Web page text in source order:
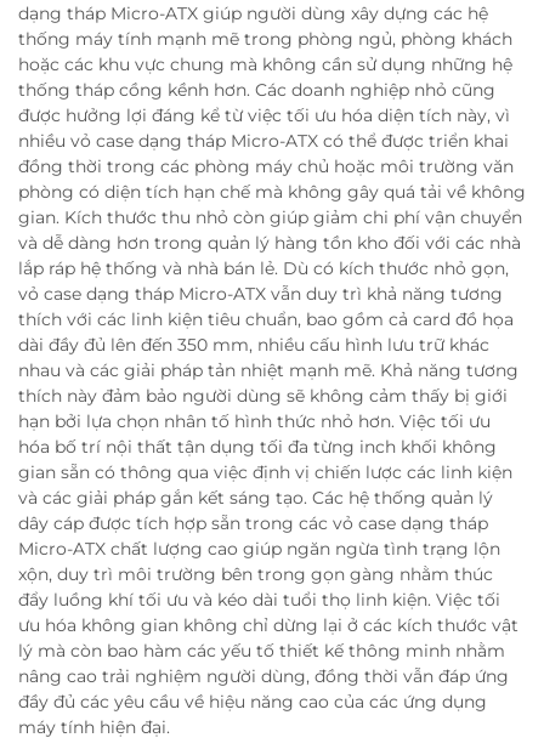
dạng tháp Micro-ATX giúp người dùng xây dựng các hệ
thống máy tính mạnh mẽ trong phòng ngủ, phòng khách
hoặc các khu vực chung mà không cần sử dụng những hệ
thống tháp cồng kềnh hơn. Các doanh nghiệp nhỏ cũng
được hưởng lợi đáng kể từ việc tối ưu hóa diện tích này, vì
nhiều vỏ case dạng tháp Micro-ATX có thể được triển khai
đồng thời trong các phòng máy chủ hoặc môi trường văn
phòng có diện tích hạn chế mà không gây quá tải về không
gian. Kích thước thu nhỏ còn giúp giảm chi phí vận chuyển
và dễ dàng hơn trong quản lý hàng tồn kho đối với các nhà
lắp ráp hệ thống và nhà bán lẻ. Dù có kích thước nhỏ gọn,
vỏ case dạng tháp Micro-ATX vẫn duy trì khả năng tương
thích với các linh kiện tiêu chuẩn, bao gồm cả card đồ họa
dài đầy đủ lên đến 350 mm, nhiều cấu hình lưu trữ khác
nhau và các giải pháp tản nhiệt mạnh mẽ. Khả năng tương
thích này đảm bảo người dùng sẽ không cảm thấy bị giới
hạn bởi lựa chọn nhân tố hình thức nhỏ hơn. Việc tối ưu
hóa bố trí nội thất tận dụng tối đa từng inch khối không
gian sẵn có thông qua việc định vị chiến lược các linh kiện
và các giải pháp gắn kết sáng tạo. Các hệ thống quản lý
dây cáp được tích hợp sẵn trong các vỏ case dạng tháp
Micro-ATX chất lượng cao giúp ngăn ngừa tình trạng lộn
xộn, duy trì môi trường bên trong gọn gàng nhằm thúc
đẩy luồng khí tối ưu và kéo dài tuổi thọ linh kiện. Việc tối
ưu hóa không gian không chỉ dừng lại ở các kích thước vật
lý mà còn bao hàm các yếu tố thiết kế thông minh nhằm
nâng cao trải nghiệm người dùng, đồng thời vẫn đáp ứng
đầy đủ các yêu cầu về hiệu năng cao của các ứng dụng
máy tính hiện đại.